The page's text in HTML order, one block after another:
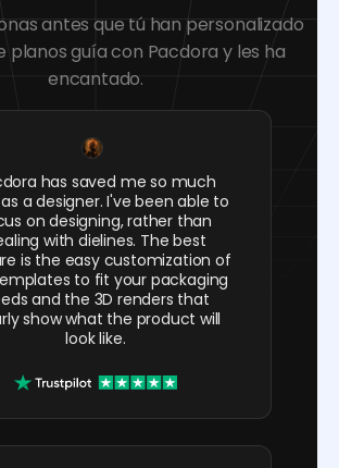
antes que tú han personalizado
planos guía con Pacdora y les ha
encantado.
has saved me so much
a designer. I've been able to
on designing, rather than
with dielines. The best
is the easy customization of
to fit your packaging
and the 3D renders that
show what the product will
look like.